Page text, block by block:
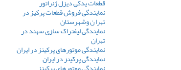
قطعات یدکی دیزل ژنراتور
نمایندگی فروش قطعات پرکیز در
تهرا ن وشهرستان
نمایندگی لیفتراک سازی سهند در
تهران
نمایندگی موتورهای پرکینز در ایران
نمایندگی پرکینز در ایران